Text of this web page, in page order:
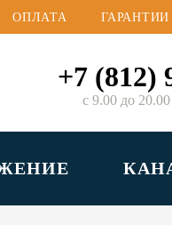
ОПЛАТА ГАРАНТИИ
+7 (812)
с 9.00 до